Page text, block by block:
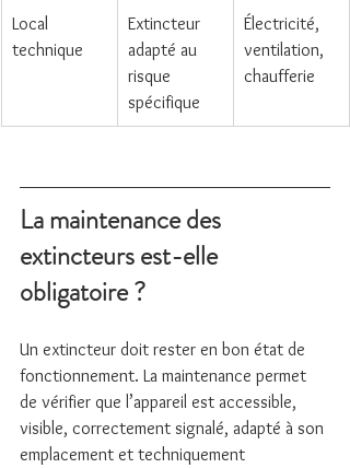
Local
technique
Extincteur
adapté au
risque
spécifique
Électricité,
ventilation,
chaufferie
La maintenance des
extincteurs est-elle
obligatoire ?
Un extincteur doit rester en bon état de
fonctionnement. La maintenance permet
de vérifier que l’appareil est accessible,
visible, correctement signalé, adapté à son
emplacement et techniquement